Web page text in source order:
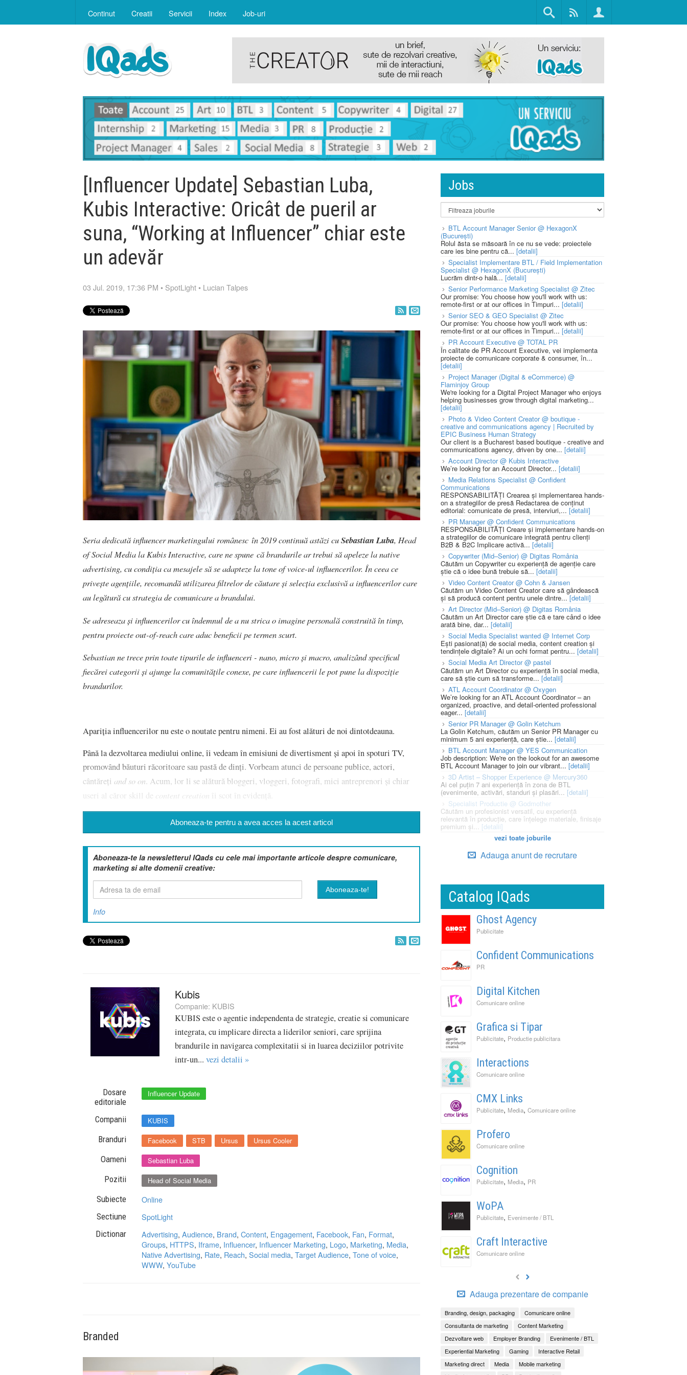
Continut Creatii Servicii Index Job-uri
[Influencer Update] Sebastian Luba,
Kubis Interactive: Oricât de pueril ar
suna, “Working at Influencer” chiar este
un adevăr
03 Jul. 2019, 17:36 PM • SpotLight • Lucian Talpes
Seria dedicată influencer marketingului românesc în 2019 continuă astăzi cuSebastian Luba, Head
of Social Media la Kubis Interactive, care ne spune că brandurile ar trebui să apeleze la native
advertising, cu condiția ca mesajele să se adapteze la tone of voice-ul influencerilor. În ceea ce
privește agențiile, recomandă utilizarea filtrelor de căutare și selecția exclusivă a influencerilor care
au legătură cu strategia de comunicare a brandului.
Se adreseaza și influencerilor cu îndemnul de a nu strica o imagine personală construită în timp,
pentru proiecte out-of-reach care aduc beneficii pe termen scurt.
Sebastian ne trece prin toate tipurile de influenceri - nano, micro și macro, analizând specificul
fiecărei categorii și ajunge la comunitățile conexe, pe care influencerii le pot pune la dispoziție
brandurilor.
Apariția influencerilor nu este o noutate pentru nimeni. Ei au fost alături de noi dintotdeauna.
Până la dezvoltarea mediului online, îi vedeam în emisiuni de divertisment și apoi în spoturi TV,
promovând băuturi răcoritoare sau pastă de dinți. Vorbeam atunci de persoane publice, actori,
cântăreți and so on. Acum, lor li se alătură bloggeri, vloggeri, fotografi, mici antreprenori și chiar
useri al căror skill de
content creation îi scot în evidență.
Aboneaza-te pentru a avea acces la acest articol
Aboneaza-te la newsletterul IQads cu cele mai importante articole despre comunicare,
marketing si alte domenii creative:
Info
Kubis
Companie: KUBIS
KUBIS este o agentie independenta de strategie, creatie si comunicare
integrata, cu implicare directa a liderilor seniori, care sprijina
brandurile in navigarea complexitatii si in luarea deciziilor potrivite
intr-un... vezi detalii »
Dosare
editoriale
Influencer Update
Companii KUBIS
Branduri Facebook STB Ursus Ursus Cooler
Oameni Sebastian Luba
Pozitii Head of Social Media
Subiecte Online
Sectiune SpotLight
Dictionar Advertising, Audience, Brand, Content, Engagement, Facebook, Fan, Format,
Groups, HTTPS, Iframe, Influencer, Influencer Marketing, Logo, Marketing, Media,
Native Advertising, Rate, Reach, Social media, Target Audience, Tone of voice,
WWW, YouTube
Branded
Jobs
BTL Account Manager Senior @ HexagonX
(București)
Rolul ăsta se măsoară în ce nu se vede: proiectele
care ies bine pentru că... [detalii]
Specialist Implementare BTL / Field Implementation
Specialist @ HexagonX (București)
Lucrăm dintr-o hală... [detalii]
Senior Performance Marketing Specialist @ Zitec
Our promise: You choose how you'll work with us:
remote-first or at our offices in Timpuri... [detalii]
Senior SEO & GEO Specialist @ Zitec
Our promise: You choose how you'll work with us:
remote-first or at our offices in Timpuri... [detalii]
PR Account Executive @ TOTAL PR
În calitate de PR Account Executive, vei implementa
proiecte de comunicare corporate & consumer, în...
[detalii]
Project Manager (Digital & eCommerce) @
Flaminjoy Group
We're looking for a Digital Project Manager who enjoys
helping businesses grow through digital marketing...
[detalii]
Photo & Video Content Creator @ boutique -
creative and communications agency | Recruited by
EPIC Business Human Strategy
Our client is a Bucharest based boutique - creative and
communications agency, driven by one... [detalii]
Account Director @ Kubis Interactive
We’re looking for an Account Director... [detalii]
Media Relations Specialist @ Confident
Communications
RESPONSABILITĂȚI Crearea și implementarea hands-
on a strategiilor de presă Redactarea de conținut
editorial: comunicate de presă, interviuri,... [detalii]
PR Manager @ Confident Communications
RESPONSABILITĂȚI Creare și implementare hands-on
a strategiilor de comunicare integrată pentru clienți
B2B & B2C Implicare activă... [detalii]
Copywriter (Mid–Senior) @ Digitas România
Căutăm un Copywriter cu experiență de agenție care
știe că o idee bună trebuie să... [detalii]
Video Content Creator @ Cohn & Jansen
Căutăm un Video Content Creator care să gândească
și să producă content pentru unele dintre... [detalii]
Art Director (Mid–Senior) @ Digitas România
Căutăm un Art Director care știe că e tare când o idee
arată bine, dar... [detalii]
Social Media Specialist wanted @ Internet Corp
Ești pasionat(ă) de social media, content creation și
tendințele digitale? Ai un ochi format pentru... [detalii]
Social Media Art Director @ pastel
Căutăm un Art Director cu experiență în social media,
care să știe cum să transforme... [detalii]
ATL Account Coordinator @ Oxygen
We’re looking for an ATL Account Coordinator – an
organized, proactive, and detail-oriented professional
eager... [detalii]
Senior PR Manager @ Golin Ketchum
La Golin Ketchum, căutăm un Senior PR Manager cu
minimum 5 ani experiență, care știe... [detalii]
BTL Account Manager @ YES Communication
Job description: We're on the lookout for an awesome
BTL Account Manager to join our vibrant... [detalii]
3D Artist – Shopper Experience @ Mercury360
Ai cel puțin 7 ani experiență în zona de BTL
(evenimente, activări, standuri și plasări... [detalii]
Specialist Productie @ Godmother
Căutăm un profesionist versatil, cu experiență
relevantă în producție, care înțelege materiale, finisaje
premium și... [detalii]
vezi toate joburile
Adauga anunt de recrutare
Catalog IQads
Ghost Agency
Publicitate
Confident Communications
PR
Digital Kitchen
Comunicare online
Grafica si Tipar
Publicitate, Productie publicitara
Interactions
Comunicare online
CMX Links
Publicitate, Media, Comunicare online
Profero
Comunicare online
Cognition
Publicitate, Media, PR
WoPA
Publicitate, Evenimente / BTL
Craft Interactive
Comunicare online
Adauga prezentare de companie
Branding, design, packaging
Comunicare online
Consultanta de marketing
Content Marketing
Dezvoltare web
Employer Branding
Evenimente / BTL
Experiential Marketing
Gaming
Interactive Retail
Marketing direct
Media
Mobile marketing